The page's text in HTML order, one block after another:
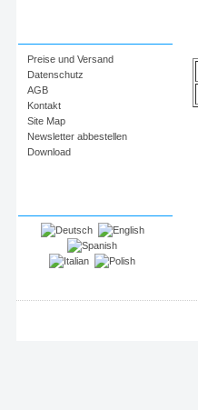
Preise und Versand
Datenschutz
AGB
Kontakt
Site Map
Newsletter abbestellen
Download